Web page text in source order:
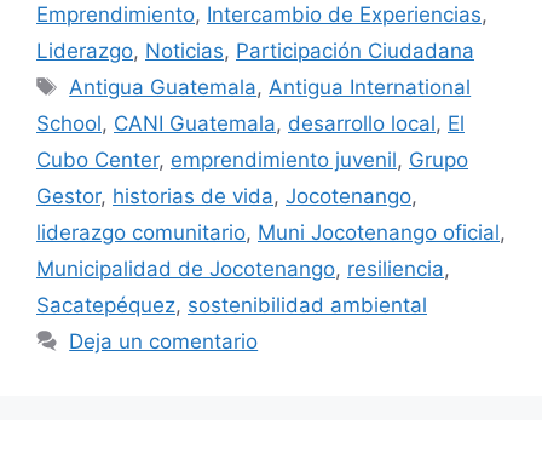
Emprendimiento, Intercambio de Experiencias,
Liderazgo, Noticias, Participación Ciudadana
Etiquetas
Antigua Guatemala, Antigua International
School, CANI Guatemala, desarrollo local, El
Cubo Center, emprendimiento juvenil, Grupo
Gestor, historias de vida, Jocotenango,
liderazgo comunitario, Muni Jocotenango oficial,
Municipalidad de Jocotenango, resiliencia,
Sacatepéquez, sostenibilidad ambiental
Deja un comentario